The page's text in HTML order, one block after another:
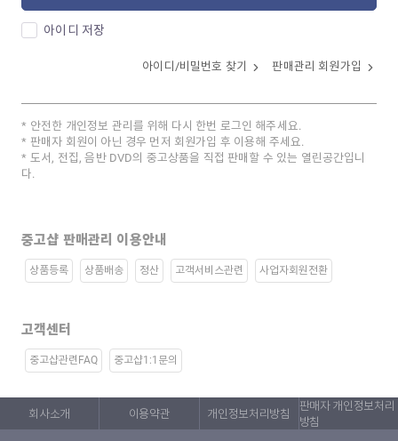
아이디 저장
아이디/비밀번호 찾기 판매관리 회원가입
안전한 개인정보 관리를 위해 다시 한번 로그인 해주세요.
판매자 회원이 아닌 경우 먼저 회원가입 후 이용해 주세요.
도서, 전집, 음반 DVD의 중고상품을 직접 판매할 수 있는 열린공간입니
다.
중고샵 판매관리 이용안내
상품등록 상품배송 정산 고객서비스관련 사업자회원전환
고객센터
중고샵관련FAQ 중고샵1:1문의
회사소개 이용약관 개인정보처리방침
판매자 개인정보처리
방침